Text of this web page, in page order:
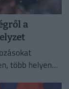
a
több helyen